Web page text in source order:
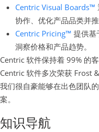
Centric Visual Boards™
协作、优化产品品类并
Centric Pricing™ 提供基
洞察价格和产品趋势。
Centric 软件保持着 99% 的
Centric 软件多次荣获 Frost
我们很自豪能够在出色团队
案。
知识导航